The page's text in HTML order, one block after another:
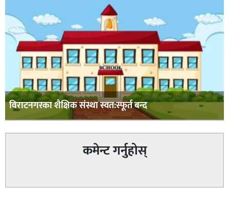
विराटनगरका शैक्षिक संस्था स्वत:स्फूर्त बन्द
कमेन्ट गर्नुहोस्